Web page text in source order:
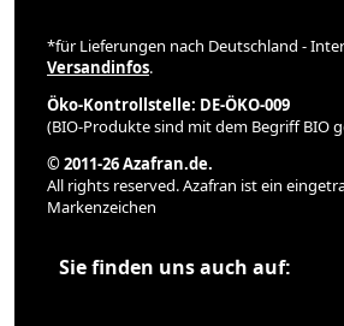
*für Lieferungen nach Deutschland -
Versandinfos.
Öko-Kontrollstelle: DE-ÖKO-009
(BIO-Produkte sind mit dem Begriff BIO
© 2011-26 Azafran.de.
All rights reserved. Azafran ist ein
Markenzeichen
Sie finden uns auch auf: